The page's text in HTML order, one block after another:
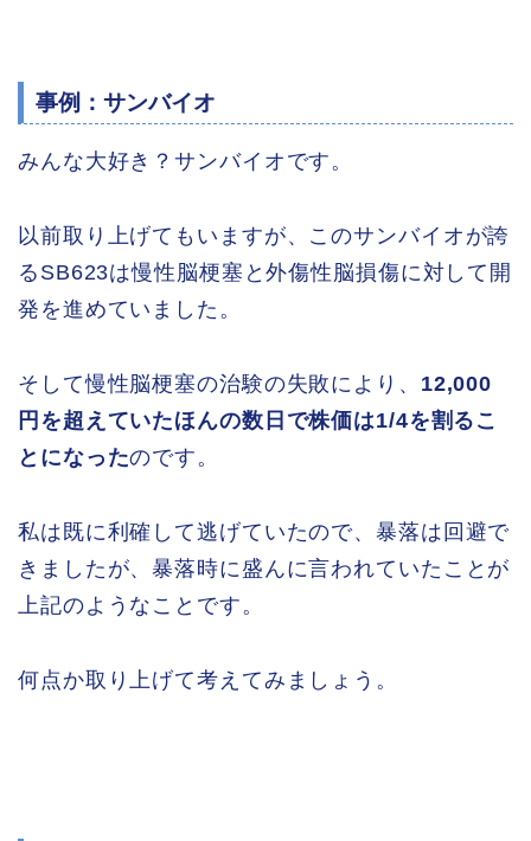
事例：サンバイオ
みんな大好き？サンバイオです。
以前取り上げてもいますが、このサンバイオが誇
るSB623は慢性脳梗塞と外傷性脳損傷に対して開
発を進めていました。
そして慢性脳梗塞の治験の失敗により、 12,000
円を超えていたほんの数日で株価は1/4を割るこ
とになったのです。
私は既に利確して逃げていたので、暴落は回避で
きましたが、暴落時に盛んに言われていたことが
上記のようなことです。
何点か取り上げて考えてみましょう。